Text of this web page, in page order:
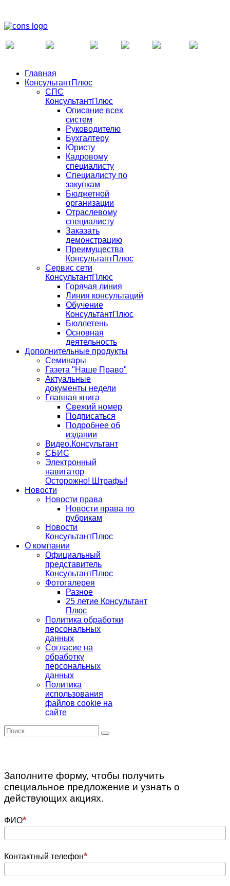
Главная
КонсультантПлюс
СПС
КонсультантПлюс
Описание всех
систем
Руководителю
Бухгалтеру
Юристу
Кадровому
специалисту
Специалисту по
закупкам
Бюджетной
организации
Отраслевому
специалисту
Заказать
демонстрацию
Преимущества
КонсультантПлюс
Сервис сети
КонсультантПлюс
Горячая линия
Линия консультаций
Обучение
КонсультантПлюс
Бюллетень
Основная
деятельность
Дополнительные продукты
Семинары
Газета "Наше Право"
Актуальные
документы недели
Главная книга
Свежий номер
Подписаться
Подробнее об
издании
Видео.Консультант
СБИС
Электронный
навигатор
Осторожно! Штрафы!
Новости
Новости права
Новости права по
рубрикам
Новости
КонсультантПлюс
О компании
Официальный
представитель
КонсультантПлюс
Фотогалерея
Разное
25 летие Консультант
Плюс
Политика обработки
персональных
данных
Согласие на
обработку
персональных
данных
Политика
использования
файлов cookie на
сайте
Заполните форму, чтобы получить
специальное предложение и узнать о
действующих акциях.
ФИО
Контактный телефон